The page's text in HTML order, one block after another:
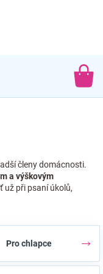
členy domácnosti.
a výškovým
už při psaní úkolů,
Pro chlapce